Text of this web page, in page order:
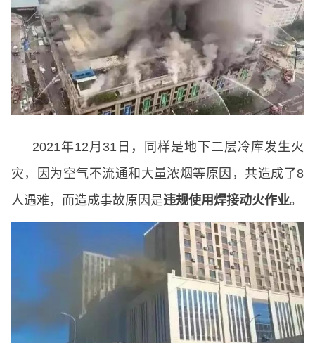
2021年12月31日，同样是地下二层冷库发生火
灾，因为空气不流通和大量浓烟等原因，共造成了8
人遇难，而造成事故原因是违规使用焊接动火作业。